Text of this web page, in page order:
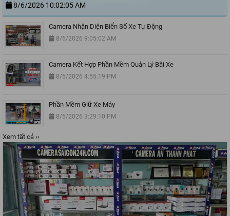
8/6/2026 10:02:05 AM
Camera Nhận Diện Biển Số Xe Tự Động
8/6/2026 9:05:02 AM
Camera Kết Hợp Phần Mềm Quản Lý Bãi Xe
8/5/2026 4:55:19 PM
Phần Mềm Giữ Xe Máy
8/5/2026 3:29:10 PM
Xem tất cả ››